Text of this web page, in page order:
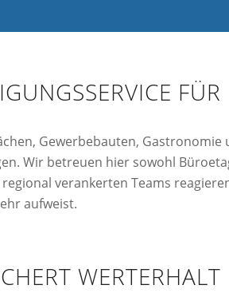
Gewerbebauten,
Wir betreuen hier sowohl
verankerten Teams
aufweist.